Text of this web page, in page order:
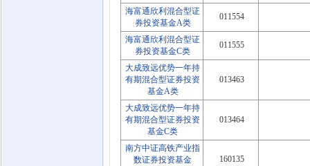
海富通欣利混合型证
券投资基金A类
011554
海富通欣利混合型证
券投资基金C类
011555
大成致远优势一年持
有期混合型证券投资
基金A类
013463
大成致远优势一年持
有期混合型证券投资
基金C类
013464
南方中证高铁产业指
数证券投资基金
160135